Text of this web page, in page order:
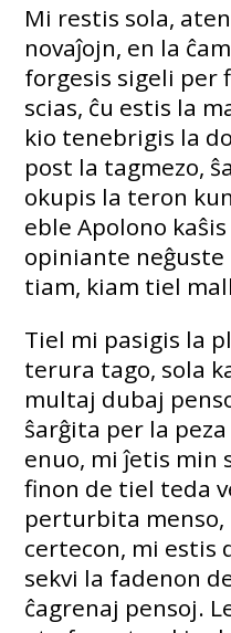
Mi restis sola,
novaĵojn, en la
forgesis sigeli per
scias, ĉu estis la
kio tenebrigis la
post la tagmezo,
okupis la teron
eble Apolono
opiniante
tiam, kiam tiel
Tiel mi pasigis la
terura tago, sola
multaj dubaj
ŝarĝita per la
enuo, mi ĵetis min
finon de tiel teda
perturbita menso,
certecon, mi estis
sekvi la fadenon
ĉagrenaj pensoj.